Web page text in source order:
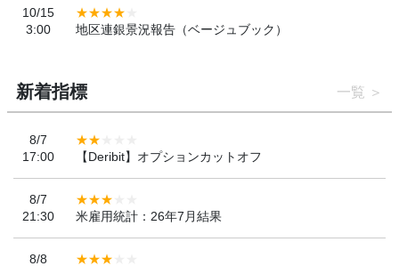
10/15
3:00
地区連銀景況報告（ベージュブック）
新着指標 一覧
8/7
17:00
【Deribit】オプションカットオフ
8/7
21:30
米雇用統計：26年7月結果
8/8